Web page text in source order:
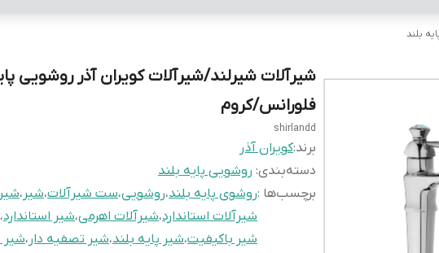
بلند
شیرآلات شیرلند/شیرآلات کویران آذر روشویی
فلورانس/کروم
shirlandd
برند:کویران آذر
دسته‌بندی: روشویی پایه بلند
برچسب‌ها :روشوی پایه بلند،روشویی،ست شیرآلات،شیر ،
شیرآلات استاندارد،شیرآلات اهرمی،شیر استاندارد،
شیر باکیفیت،شیر پایه بلند،شیر تصفیه دار ،شیر